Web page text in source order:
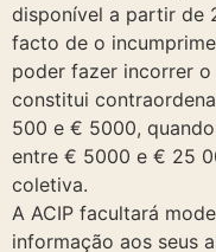
disponível a partir de
facto de o
poder fazer incorrer
constitui
500 e € 5000,
entre € 5000 e € 25
coletiva.
A ACIP facultará
informação aos seus